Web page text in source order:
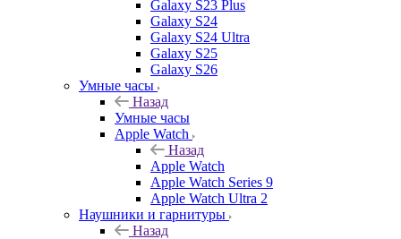
Galaxy S23 Plus
Galaxy S24
Galaxy S24 Ultra
Galaxy S25
Galaxy S26
Умные часы
Назад
Умные часы
Apple Watch
Назад
Apple Watch
Apple Watch Series 9
Apple Watch Ultra 2
Наушники и гарнитуры
Назад